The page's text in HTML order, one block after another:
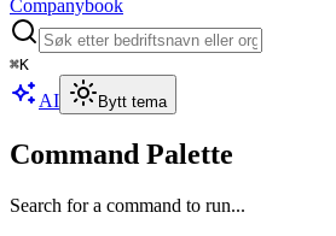
Companybook
⌘K
AI Bytt tema
Command Palette
Search for a command to run...